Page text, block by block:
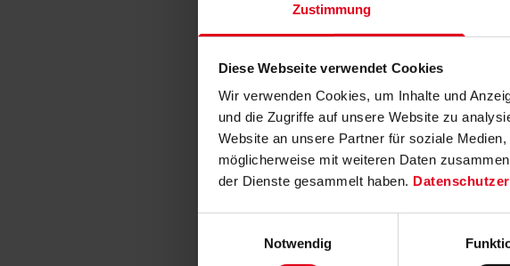
Zustimmung
Diese Webseite verwendet Cookies
Wir verwenden Cookies, um Inhalte und
und die Zugriffe auf unsere Website zu
Website an unsere Partner für soziale
möglicherweise mit weiteren Daten
der Dienste gesammelt haben.
Notwendig